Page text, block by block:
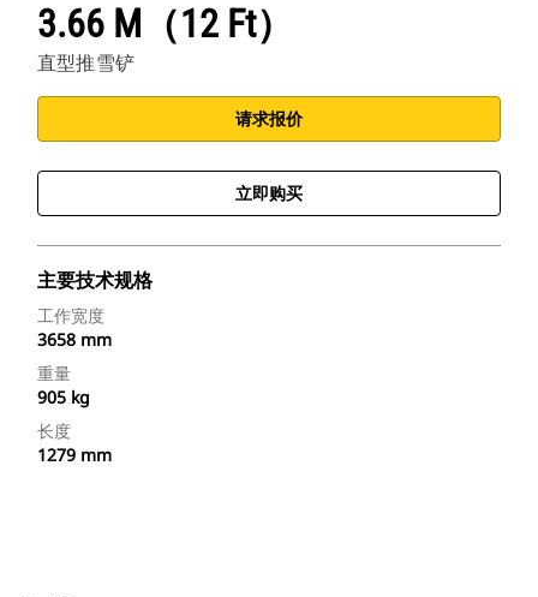
3.66 M（12 Ft）
直型推雪铲
请求报价
立即购买
主要技术规格
工作宽度
3658 mm
重量
905 kg
长度
1279 mm